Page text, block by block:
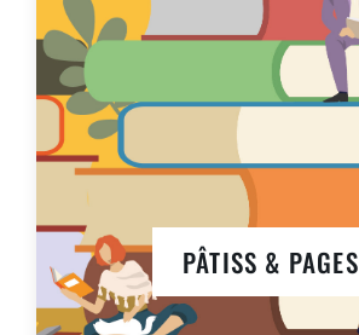
PÂTISS & PAGES